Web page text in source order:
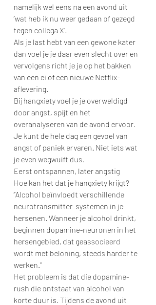
namelijk wel eens na een avond uit
‘wat heb ik nu weer gedaan of gezegd
tegen collega X’.
Als je last hebt van een gewone kater
dan voel je je daar even slecht over en
vervolgens richt je je op het bakken
van een ei of een nieuwe Netflix-
aflevering.
Bij hangxiety voel je je overweldigd
door angst, spijt en het
overanalyseren van de avond ervoor.
Je kunt de hele dag een gevoel van
angst of paniek ervaren. Niet iets wat
je even wegwuift dus.
Eerst ontspannen, later angstig
Hoe kan het dat je hangxiety krijgt?
“Alcohol beïnvloedt verschillende
neurotransmitter-systemen in je
hersenen. Wanneer je alcohol drinkt,
beginnen dopamine-neuronen in het
hersengebied, dat geassocieerd
wordt met beloning, steeds harder te
werken.”
Het probleem is dat die dopamine-
rush die ontstaat van alcohol van
korte duur is. Tijdens de avond uit